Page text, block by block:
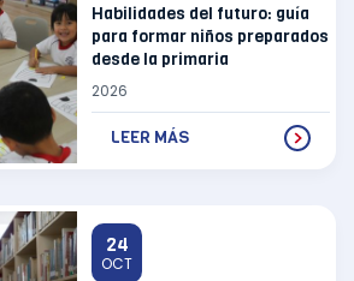
Habilidades del futuro: guía
para formar niños preparados
desde la primaria
2026
LEER MÁS
24
OCT